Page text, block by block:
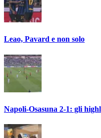
Leao, Pavard e non solo
Napoli-Osasuna 2-1: gli